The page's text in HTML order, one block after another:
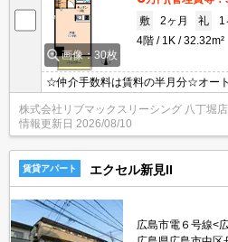
画像：30枚
敷
2ヶ月 礼
1
4階
1K 32.32m²
☆仲介手数料は賃料の半月分☆オー
ｘあり☆近隣にスーパー・コンビニ
株式会社リブマックスリーシング 八丁堀店
情報更新日 2026/08/10
賃貸アパート エクセル新見II
広島市電６号線<